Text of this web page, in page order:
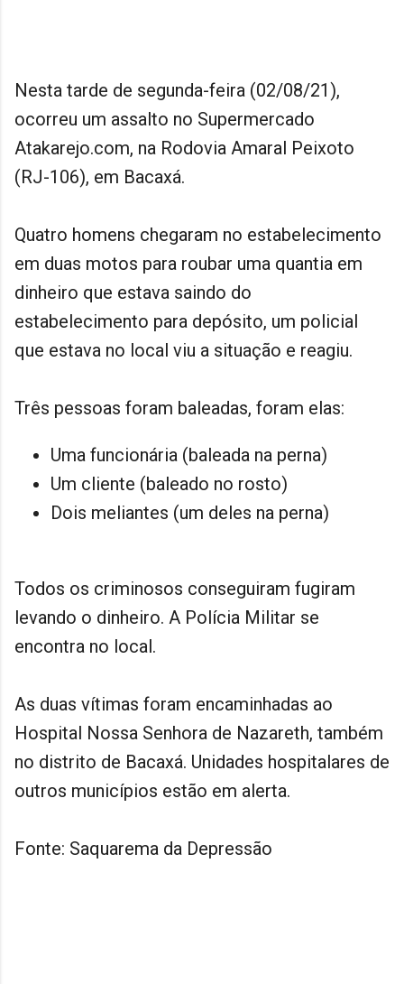
Nesta tarde de segunda-feira (02/08/21),
ocorreu um assalto no Supermercado
Atakarejo.com, na Rodovia Amaral Peixoto
(RJ-106), em Bacaxá.
Quatro homens chegaram no estabelecimento
em duas motos para roubar uma quantia em
dinheiro que estava saindo do
estabelecimento para depósito, um policial
que estava no local viu a situação e reagiu.
Três pessoas foram baleadas, foram elas:
Uma funcionária (baleada na perna)
Um cliente (baleado no rosto)
Dois meliantes (um deles na perna)
Todos os criminosos conseguiram fugiram
levando o dinheiro. A Polícia Militar se
encontra no local.
As duas vítimas foram encaminhadas ao
Hospital Nossa Senhora de Nazareth, também
no distrito de Bacaxá. Unidades hospitalares de
outros municípios estão em alerta.
Fonte: Saquarema da Depressão